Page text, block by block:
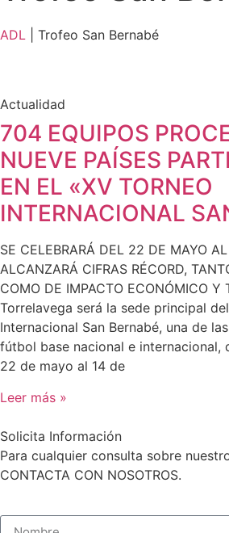
ADL Trofeo San Bernabé
Actualidad
704 EQUIPOS
NUEVE PAÍSES
EN EL «XV TORNEO
INTERNACIONAL
SE CELEBRARÁ DEL 22 DE MAYO
ALCANZARÁ CIFRAS RÉCORD,
COMO DE IMPACTO ECONÓMICO Y
Torrelavega será la sede principal
Internacional San Bernabé, una de
fútbol base nacional e internacional,
22 de mayo al 14 de
Leer más »
Solicita Información
Para cualquier consulta sobre
CONTACTA CON NOSOTROS.